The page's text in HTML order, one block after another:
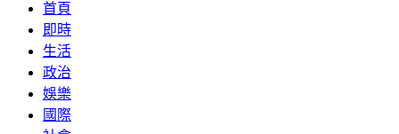
首頁
即時
生活
政治
娛樂
國際